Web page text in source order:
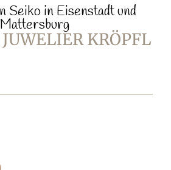
Seiko in Eisenstadt und
Mattersburg
KRÖPFL